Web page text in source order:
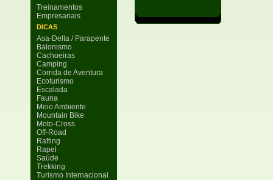
Treinamentos
Empresariais
DICAS
Asa-Delta / Parapente
Balonismo
Cachoeiras
Camping
Corrida de Aventura
Ecoturismo
Escalada
Fauna
Meio Ambiente
Mountain Bike
Moto-Cross
Off-Road
Rafting
Rapel
Saúde
Trekking
Turismo Internacional